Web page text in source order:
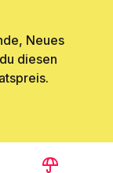
Neues
diesen